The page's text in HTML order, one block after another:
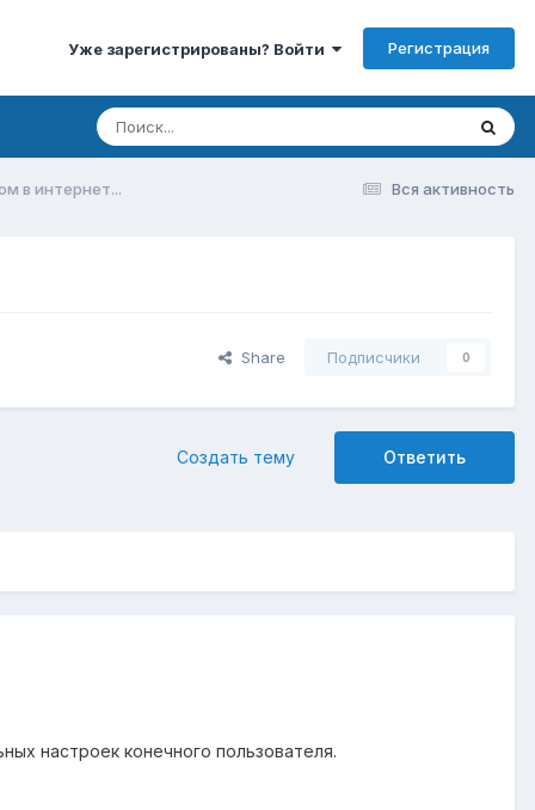
Уже зарегистрированы? Войти Регистрация
Вся активность
в интернет...
Share Подписчики 0
Ответить
Создать тему
настроек конечного пользователя.